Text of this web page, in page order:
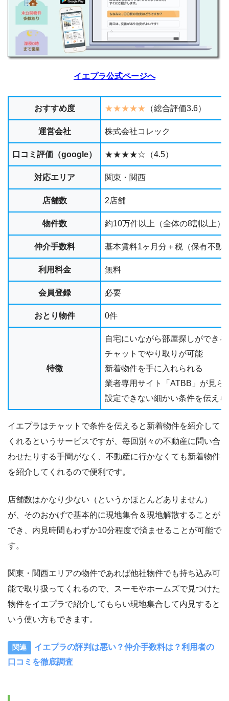
イエプラ公式ページへ
おすすめ度 ★★★★★ （総合評価3.6）
運営会社 株式会社コレック
口コミ評価（google） ★★★★☆（4.5）
対応エリア 関東・関西
店舗数 2店舗
物件数 約10万件以上（全体の8割以上）
仲介手数料 基本賃料1ヶ月分＋税（保有不動
利用料金 無料
会員登録 必要
おとり物件 0件
特徴
自宅にいながら部屋探しができる
チャットでやり取りが可能
新着物件を手に入れられる
業者専用サイト「ATBB」が見ら
設定できない細かい条件を伝え
イエプラはチャットで条件を伝えると新着物件を紹介して
くれるというサービスですが、毎回別々の不動産に問い合
わせたりする手間がなく、不動産に行かなくても新着物件
を紹介してくれるので便利です。
店舗数はかなり少ない（というかほとんどありません）
が、そのおかげで基本的に現地集合＆現地解散することが
でき、内見時間もわずか10分程度で済ませることが可能で
す。
関東・関西エリアの物件であれば他社物件でも持ち込み可
能で取り扱ってくれるので、スーモやホームズで見つけた
物件をイエプラで紹介してもらい現地集合して内見すると
いう使い方もできます。
イエプラの評判は悪い？仲介手数料は？利用者の
口コミを徹底調査